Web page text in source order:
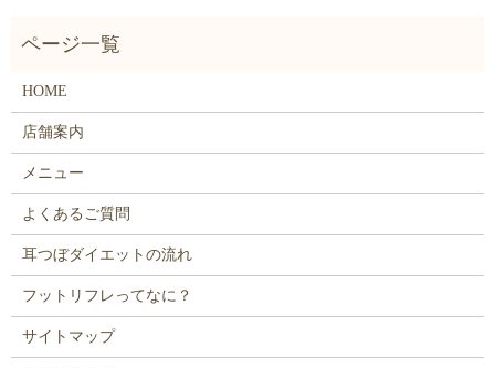
HOME
店舗案内
メニュー
よくあるご質問
耳つぼダイエットの流れ
フットリフレってなに？
サイトマップ